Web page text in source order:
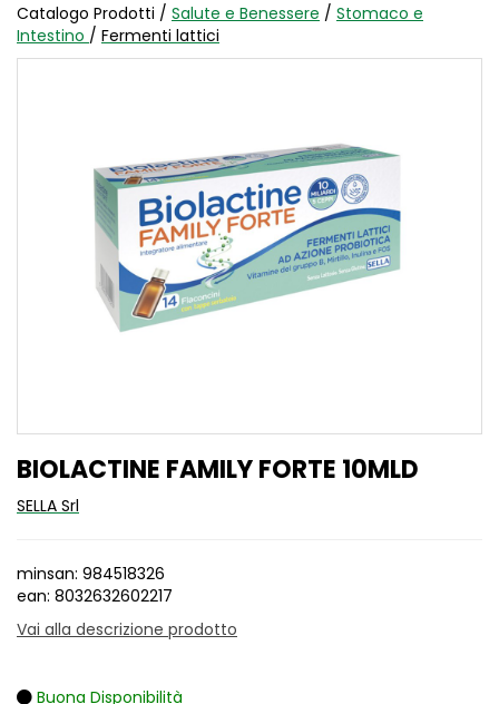
Catalogo Prodotti / Salute e Benessere / Stomaco e
Intestino / Fermenti lattici
BIOLACTINE FAMILY FORTE 10MLD
SELLA Srl
minsan: 984518326
ean: 8032632602217
Vai alla descrizione prodotto
Buona Disponibilità